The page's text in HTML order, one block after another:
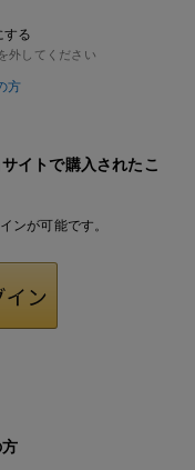
する
外してください
方
イトで購入されたこ
ンが可能です。